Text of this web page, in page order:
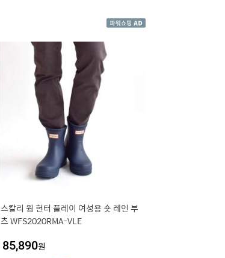
스칼리 웜 헌터 플레이 여성용 숏 레인 부
츠 WFS2020RMA-VLE
85,890원